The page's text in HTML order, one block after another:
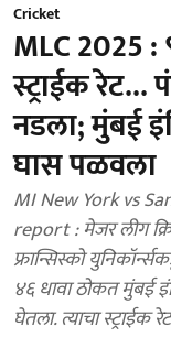
Cricket
MLC 2025 :
स्ट्राईक
नडला; मुंबई
घास पळवला
MI New York vs
report : मेजर लीग
फ्रान्सिस्को
४६ धावा ठोकत मुंबई
घेतला. त्याचा स्ट्राईक